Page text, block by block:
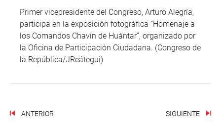
Primer vicepresidente del Congreso, Arturo Alegría,
participa en la exposición fotográfica “Homenaje a
los Comandos Chavín de Huántar”, organizado por
la Oficina de Participación Ciudadana. (Congreso de
la República/JReátegui)
ANTERIOR SIGUIENTE